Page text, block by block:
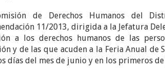
de Derechos Humanos del
11/2013, dirigida a la Jefatura
a los derechos humanos de las
y de las que acuden a la Feria Anual de
días del mes de junio y en los primeros